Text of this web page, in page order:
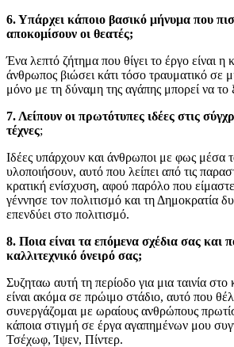
6. Υπάρχει κάποιο βασικό μήνυμα που
αποκομίσουν οι θεατές;
Ένα λεπτό ζήτημα που θίγει το έργο είναι η
άνθρωπος βιώσει κάτι τόσο τραυματικό σε
μόνο με τη δύναμη της αγάπης μπορεί να το
7. Λείπουν οι πρωτότυπες ιδέες στις
τέχνες;
Ιδέες υπάρχουν και άνθρωποι με φως μέσα
υλοποιήσουν, αυτό που λείπει από τις
κρατική ενίσχυση, αφού παρόλο που
γέννησε τον πολιτισμό και τη Δημοκρατία
επενδύει στο πολιτισμό.
8. Ποια είναι τα επόμενα σχέδια σας και
καλλιτεχνικό όνειρό σας;
Συζηταω αυτή τη περίοδο για μια ταινία
είναι ακόμα σε πρώιμο στάδιο, αυτό που
συνεργάζομαι με ωραίους ανθρώπους
κάποια στιγμή σε έργα αγαπημένων μου
Τσέχωφ, Ίψεν, Πίντερ.